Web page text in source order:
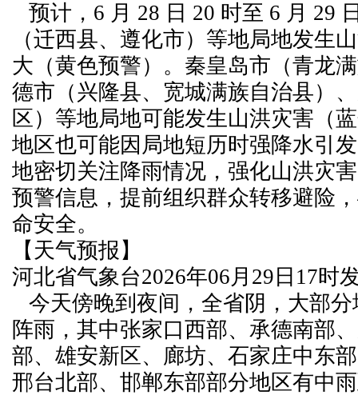
预计，6 月 28 日 20 时至 6 月 29
（迁西县、遵化市）等地局地发生
大（黄色预警）。秦皇岛市（青龙
德市（兴隆县、宽城满族自治县）
区）等地局地可能发生山洪灾害（
地区也可能因局地短历时强降水引
地密切关注降雨情况，强化山洪灾
预警信息，提前组织群众转移避险
命安全。
【天气预报】
河北省气象台2026年06月29日17时
今天傍晚到夜间，全省阴，大部
阵雨，其中张家口西部、承德南部
部、雄安新区、廊坊、石家庄中东
邢台北部、邯郸东部部分地区有中